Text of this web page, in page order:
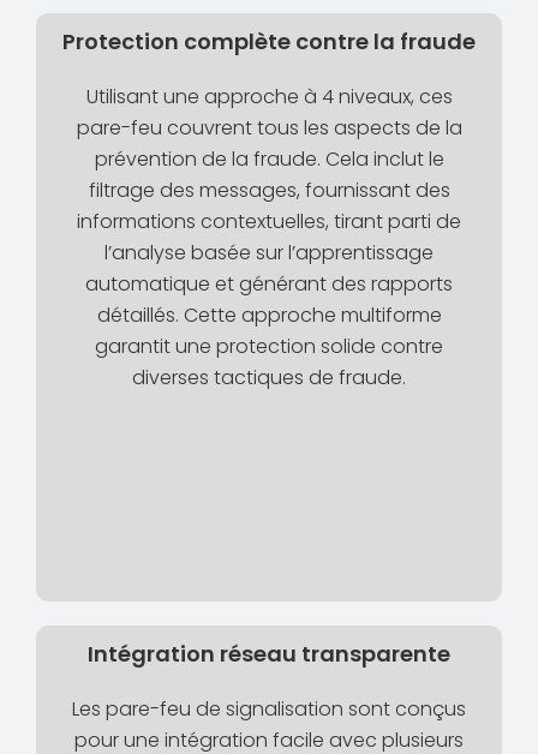
Protection complète contre la fraude
Utilisant une approche à 4 niveaux, ces
pare-feu couvrent tous les aspects de la
prévention de la fraude. Cela inclut le
filtrage des messages, fournissant des
informations contextuelles, tirant parti de
l’analyse basée sur l’apprentissage
automatique et générant des rapports
détaillés. Cette approche multiforme
garantit une protection solide contre
diverses tactiques de fraude.
Intégration réseau transparente
Les pare-feu de signalisation sont conçus
pour une intégration facile avec plusieurs